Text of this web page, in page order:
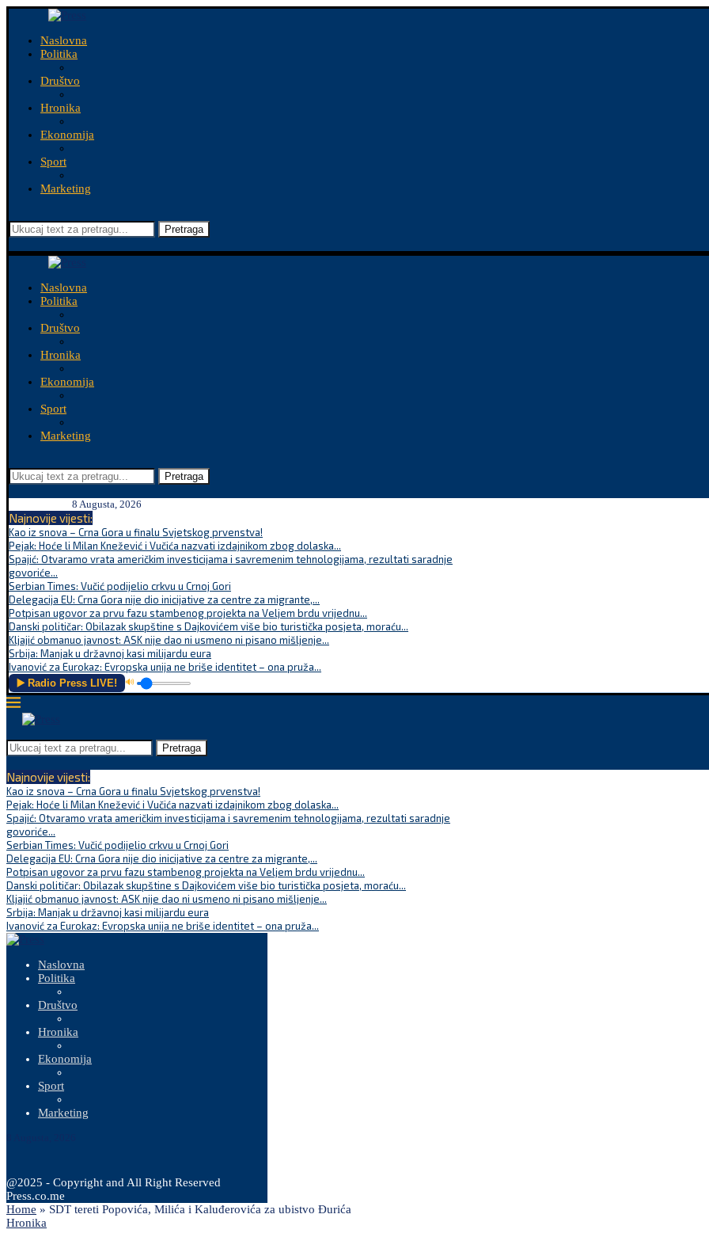
Naslovna
Politika
Društvo
Hronika
Ekonomija
Sport
Marketing
Pretraga
Naslovna
Politika
Društvo
Hronika
Ekonomija
Sport
Marketing
Pretraga
8 Augusta, 2026
Najnovije vijesti:
Kao iz snova – Crna Gora u finalu Svjetskog prvenstva!
Pejak: Hoće li Milan Knežević i Vučića nazvati izdajnikom zbog dolaska...
Spajić: Otvaramo vrata američkim investicijama i savremenim tehnologijama, rezultati saradnje
govoriće...
Serbian Times: Vučić podijelio crkvu u Crnoj Gori
Delegacija EU: Crna Gora nije dio inicijative za centre za migrante,...
Potpisan ugovor za prvu fazu stambenog projekta na Veljem brdu vrijednu...
Danski političar: Obilazak skupštine s Dajkovićem više bio turistička posjeta, moraću...
Kljajić obmanuo javnost: ASK nije dao ni usmeno ni pisano mišljenje...
Srbija: Manjak u državnoj kasi milijardu eura
Ivanović za Eurokaz: Evropska unija ne briše identitet – ona pruža...
▶️ Radio Press LIVE! 🔊
Pretraga
Najnovije vijesti:
Kao iz snova – Crna Gora u finalu Svjetskog prvenstva!
Pejak: Hoće li Milan Knežević i Vučića nazvati izdajnikom zbog dolaska...
Spajić: Otvaramo vrata američkim investicijama i savremenim tehnologijama, rezultati saradnje
govoriće...
Serbian Times: Vučić podijelio crkvu u Crnoj Gori
Delegacija EU: Crna Gora nije dio inicijative za centre za migrante,...
Potpisan ugovor za prvu fazu stambenog projekta na Veljem brdu vrijednu...
Danski političar: Obilazak skupštine s Dajkovićem više bio turistička posjeta, moraću...
Kljajić obmanuo javnost: ASK nije dao ni usmeno ni pisano mišljenje...
Srbija: Manjak u državnoj kasi milijardu eura
Ivanović za Eurokaz: Evropska unija ne briše identitet – ona pruža...
Naslovna
Politika
Društvo
Hronika
Ekonomija
Sport
Marketing
@2025 - Copyright and All Right Reserved
Press.co.me
Home » SDT tereti Popovića, Milića i Kaluđerovića za ubistvo Đurića
Hronika